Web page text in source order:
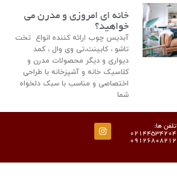
خانه ای امروزی و مدرن می
خواهید؟
آبدیس چوب ارائه کننده انواع تخت
تاشو ، کابینت،تی وی وال ، کمد
دیواری و دیگر محصولات مدرن و
کلاسیک خانه و آشپزخانه با طراحی
اختصاصی و مناسب با سبک دلخواه
شما
تلفن ها:
02144534204
09126808212